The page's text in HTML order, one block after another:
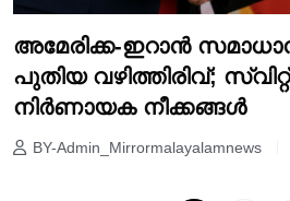
അമേരിക്ക-ഇറാൻ
പുതിയ വഴിത്തിരിവ്;
നിർണായക നീക്കങ്ങൾ
BY-Admin_Mirrormalayalamnews